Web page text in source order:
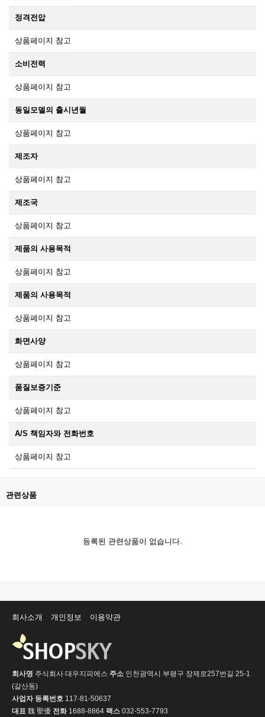
정격전압
상품페이지 참고
소비전력
상품페이지 참고
동일모델의 출시년월
상품페이지 참고
제조자
상품페이지 참고
제조국
상품페이지 참고
제품의 사용목적
상품페이지 참고
제품의 사용목적
상품페이지 참고
화면사양
상품페이지 참고
품질보증기준
상품페이지 참고
A/S 책임자와 전화번호
상품페이지 참고
관련상품
등록된 관련상품이 없습니다.
회사소개 개인정보 이용약관
회사명 주식회사 대우지피에스 주소 인천광역시 부평구 장제로257번길 25-1
(갈산동)
사업자 등록번호 117-81-50637
대표 魏 聖優 전화1688-8864 팩스 032-553-7793